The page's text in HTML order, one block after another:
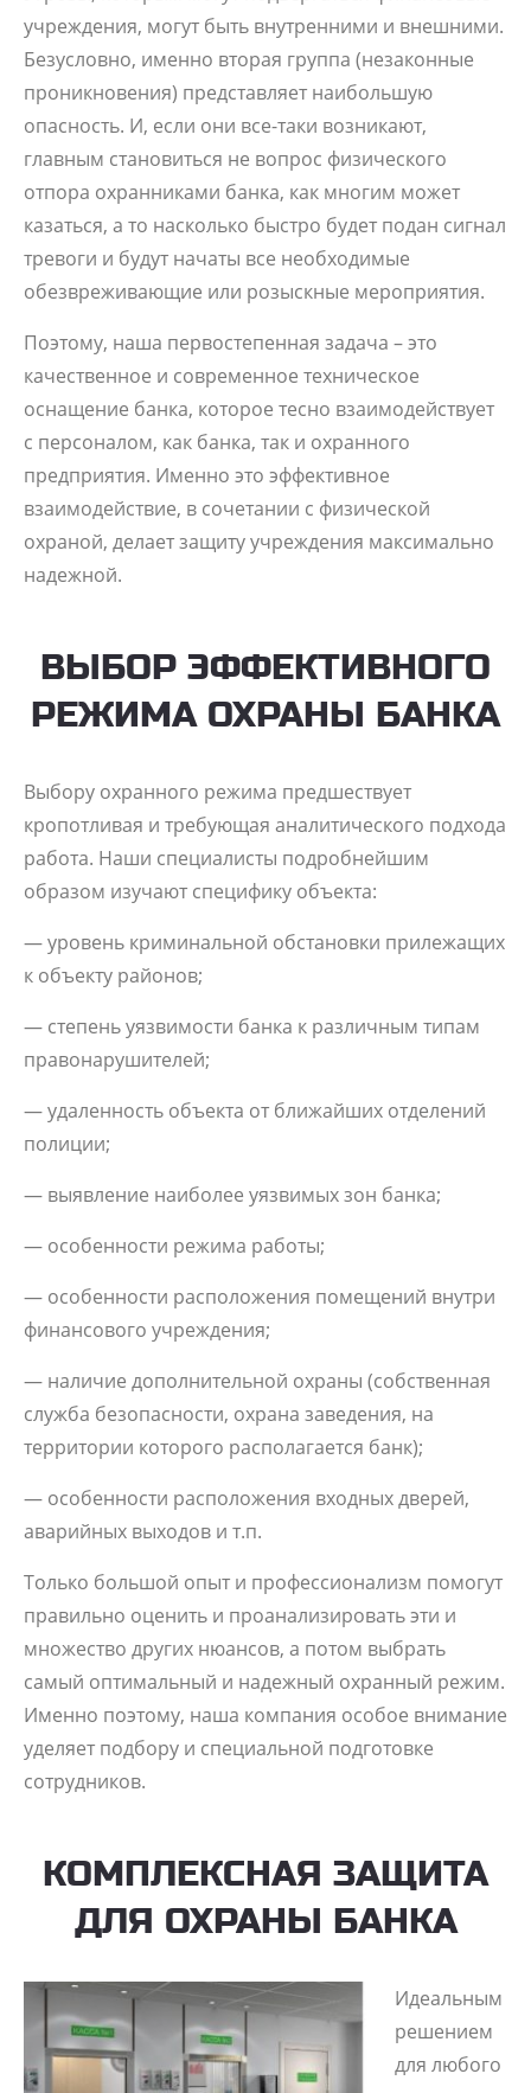
учреждения, могут быть внутренними и внешними.
Безусловно, именно вторая группа (незаконные
проникновения) представляет наибольшую
опасность. И, если они все-таки возникают,
главным становиться не вопрос физического
отпора охранниками банка, как многим может
казаться, а то насколько быстро будет подан сигнал
тревоги и будут начаты все необходимые
обезвреживающие или розыскные мероприятия.
Поэтому, наша первостепенная задача – это
качественное и современное техническое
оснащение банка, которое тесно взаимодействует
с персоналом, как банка, так и охранного
предприятия. Именно это эффективное
взаимодействие, в сочетании с физической
охраной, делает защиту учреждения максимально
надежной.
ВЫБОР ЭФФЕКТИВНОГО
РЕЖИМА ОХРАНЫ БАНКА
Выбору охранного режима предшествует
кропотливая и требующая аналитического подхода
работа. Наши специалисты подробнейшим
образом изучают специфику объекта:
— уровень криминальной обстановки прилежащих
к объекту районов;
— степень уязвимости банка к различным типам
правонарушителей;
— удаленность объекта от ближайших отделений
полиции;
— выявление наиболее уязвимых зон банка;
— особенности режима работы;
— особенности расположения помещений внутри
финансового учреждения;
— наличие дополнительной охраны (собственная
служба безопасности, охрана заведения, на
территории которого располагается банк);
— особенности расположения входных дверей,
аварийных выходов и т.п.
Только большой опыт и профессионализм помогут
правильно оценить и проанализировать эти и
множество других нюансов, а потом выбрать
самый оптимальный и надежный охранный режим.
Именно поэтому, наша компания особое внимание
уделяет подбору и специальной подготовке
сотрудников.
КОМПЛЕКСНАЯ ЗАЩИТА
ДЛЯ ОХРАНЫ БАНКА
Идеальным
решением
для любого